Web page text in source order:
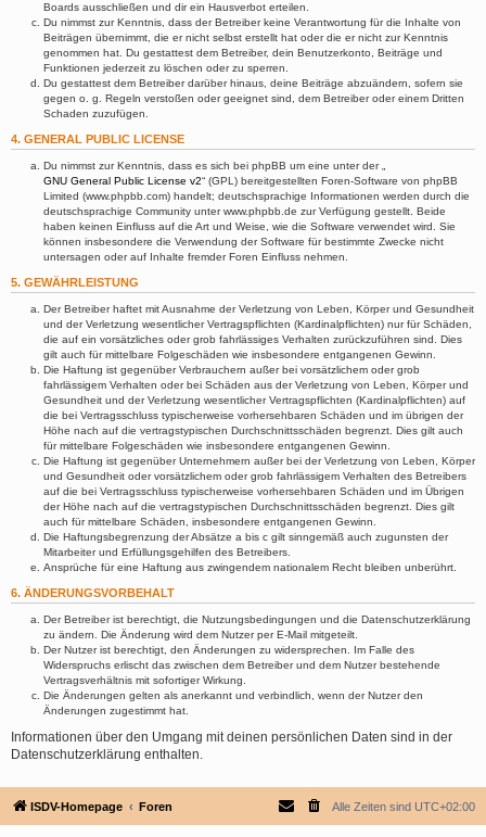
Boards ausschließen und dir ein Hausverbot erteilen.
Du nimmst zur Kenntnis, dass der Betreiber keine Verantwortung für die Inhalte von
Beiträgen übernimmt, die er nicht selbst erstellt hat oder die er nicht zur Kenntnis
genommen hat. Du gestattest dem Betreiber, dein Benutzerkonto, Beiträge und
Funktionen jederzeit zu löschen oder zu sperren.
Du gestattest dem Betreiber darüber hinaus, deine Beiträge abzuändern, sofern sie
gegen o. g. Regeln verstoßen oder geeignet sind, dem Betreiber oder einem Dritten
Schaden zuzufügen.
4. GENERAL PUBLIC LICENSE
Du nimmst zur Kenntnis, dass es sich bei phpBB um eine unter der „
GNU General Public License v2“ (GPL) bereitgestellten Foren-Software von phpBB
Limited (www.phpbb.com) handelt; deutschsprachige Informationen werden durch die
deutschsprachige Community unter www.phpbb.de zur Verfügung gestellt. Beide
haben keinen Einfluss auf die Art und Weise, wie die Software verwendet wird. Sie
können insbesondere die Verwendung der Software für bestimmte Zwecke nicht
untersagen oder auf Inhalte fremder Foren Einfluss nehmen.
5. GEWÄHRLEISTUNG
Der Betreiber haftet mit Ausnahme der Verletzung von Leben, Körper und Gesundheit
und der Verletzung wesentlicher Vertragspflichten (Kardinalpflichten) nur für Schäden,
die auf ein vorsätzliches oder grob fahrlässiges Verhalten zurückzuführen sind. Dies
gilt auch für mittelbare Folgeschäden wie insbesondere entgangenen Gewinn.
Die Haftung ist gegenüber Verbrauchern außer bei vorsätzlichem oder grob
fahrlässigem Verhalten oder bei Schäden aus der Verletzung von Leben, Körper und
Gesundheit und der Verletzung wesentlicher Vertragspflichten (Kardinalpflichten) auf
die bei Vertragsschluss typischerweise vorhersehbaren Schäden und im übrigen der
Höhe nach auf die vertragstypischen Durchschnittsschäden begrenzt. Dies gilt auch
für mittelbare Folgeschäden wie insbesondere entgangenen Gewinn.
Die Haftung ist gegenüber Unternehmern außer bei der Verletzung von Leben, Körper
und Gesundheit oder vorsätzlichem oder grob fahrlässigem Verhalten des Betreibers
auf die bei Vertragsschluss typischerweise vorhersehbaren Schäden und im Übrigen
der Höhe nach auf die vertragstypischen Durchschnittsschäden begrenzt. Dies gilt
auch für mittelbare Schäden, insbesondere entgangenen Gewinn.
Die Haftungsbegrenzung der Absätze a bis c gilt sinngemäß auch zugunsten der
Mitarbeiter und Erfüllungsgehilfen des Betreibers.
Ansprüche für eine Haftung aus zwingendem nationalem Recht bleiben unberührt.
6. ÄNDERUNGSVORBEHALT
Der Betreiber ist berechtigt, die Nutzungsbedingungen und die Datenschutzerklärung
zu ändern. Die Änderung wird dem Nutzer per E-Mail mitgeteilt.
Der Nutzer ist berechtigt, den Änderungen zu widersprechen. Im Falle des
Widerspruchs erlischt das zwischen dem Betreiber und dem Nutzer bestehende
Vertragsverhältnis mit sofortiger Wirkung.
Die Änderungen gelten als anerkannt und verbindlich, wenn der Nutzer den
Änderungen zugestimmt hat.
Informationen über den Umgang mit deinen persönlichen Daten sind in der
Datenschutzerklärung enthalten.
ISDV-Homepage Foren Alle Zeiten sind UTC+02:00